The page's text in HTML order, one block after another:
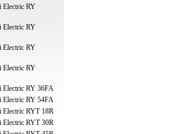
Electric RY
Electric RY
Electric RY
Electric RY
Electric RY 36FA
Electric RY 54FA
Electric RYT 18R
Electric RYT 30R